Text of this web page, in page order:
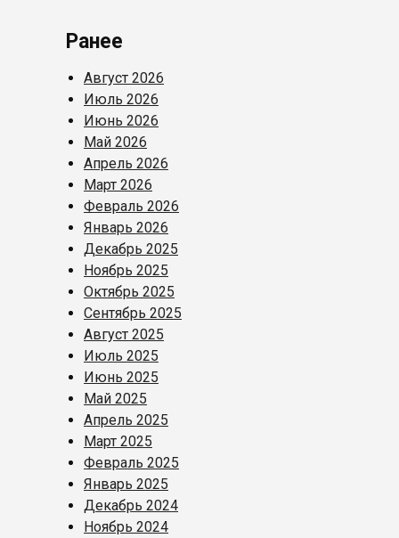
Ранее
Август 2026
Июль 2026
Июнь 2026
Май 2026
Апрель 2026
Март 2026
Февраль 2026
Январь 2026
Декабрь 2025
Ноябрь 2025
Октябрь 2025
Сентябрь 2025
Август 2025
Июль 2025
Июнь 2025
Май 2025
Апрель 2025
Март 2025
Февраль 2025
Январь 2025
Декабрь 2024
Ноябрь 2024